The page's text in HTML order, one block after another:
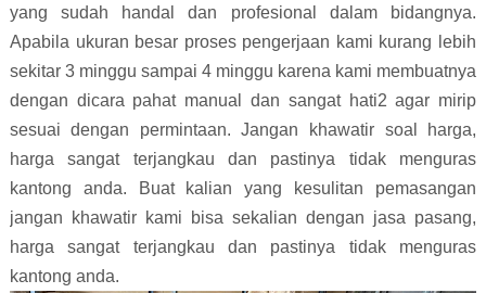
yang sudah handal dan profesional dalam bidangnya.
Apabila ukuran besar proses pengerjaan kami kurang lebih
sekitar 3 minggu sampai 4 minggu karena kami membuatnya
dengan dicara pahat manual dan sangat hati2 agar mirip
sesuai dengan permintaan. Jangan khawatir soal harga,
harga sangat terjangkau dan pastinya tidak menguras
kantong anda. Buat kalian yang kesulitan pemasangan
jangan khawatir kami bisa sekalian dengan jasa pasang,
harga sangat terjangkau dan pastinya tidak menguras
kantong anda.